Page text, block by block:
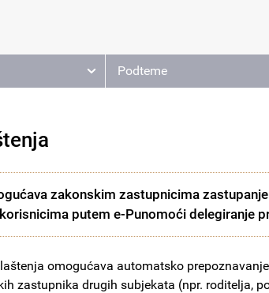
Podteme
zakonskim zastupnicima
putem e-Punomoći delegiranje
omogućava automatsko
zastupnika drugih subjekata (npr. roditelja,